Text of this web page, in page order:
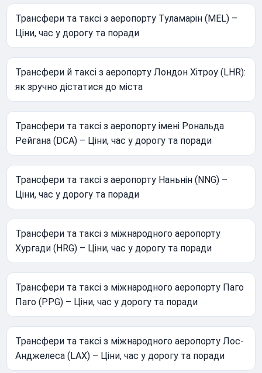
Трансфери та таксі з аеропорту Туламарін (MEL) –
Ціни, час у дорогу та поради
Трансфери й таксі з аеропорту Лондон Хітроу (LHR):
як зручно дістатися до міста
Трансфери та таксі з аеропорту імені Рональда
Рейгана (DCA) – Ціни, час у дорогу та поради
Трансфери та таксі з аеропорту Наньнін (NNG) –
Ціни, час у дорогу та поради
Трансфери та таксі з міжнародного аеропорту
Хургади (HRG) – Ціни, час у дорогу та поради
Трансфери та таксі з міжнародного аеропорту Паго
Паго (PPG) – Ціни, час у дорогу та поради
Трансфери та таксі з міжнародного аеропорту Лос-
Анджелеса (LAX) – Ціни, час у дорогу та поради